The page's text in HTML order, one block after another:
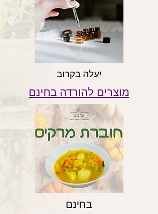
יעלה בקרוב
מוצרים להורדה בחינם
בחינם